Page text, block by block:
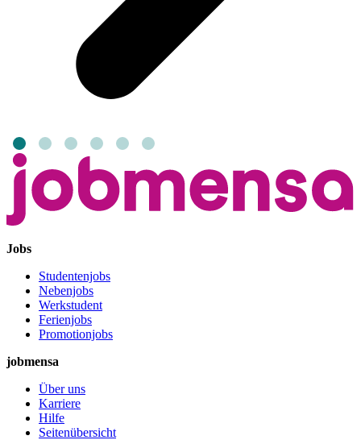
Jobs
Studentenjobs
Nebenjobs
Werkstudent
Ferienjobs
Promotionjobs
jobmensa
Über uns
Karriere
Hilfe
Seitenübersicht